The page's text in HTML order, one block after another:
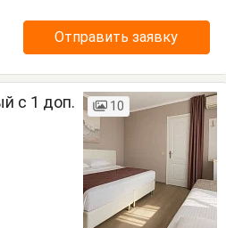
Отправить заявку
с 1 доп.
10